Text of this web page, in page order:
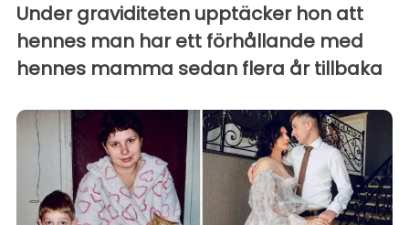
Under graviditeten upptäcker hon att
hennes man har ett förhållande med
hennes mamma sedan flera år tillbaka